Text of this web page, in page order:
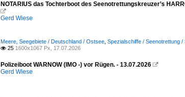
NOTARIUS das Tochterboot des Seenotrettungskreuzer’s

Gerd Wiese
Meere, Seegebiete / Deutschland / Ostsee Spezialschiffe / Seenotrettung
 25 1600x1067 Px, 17.07.2026
Polizeiboot WARNOW (IMO -) vor Rügen. - 13.07.2026 
Gerd Wiese